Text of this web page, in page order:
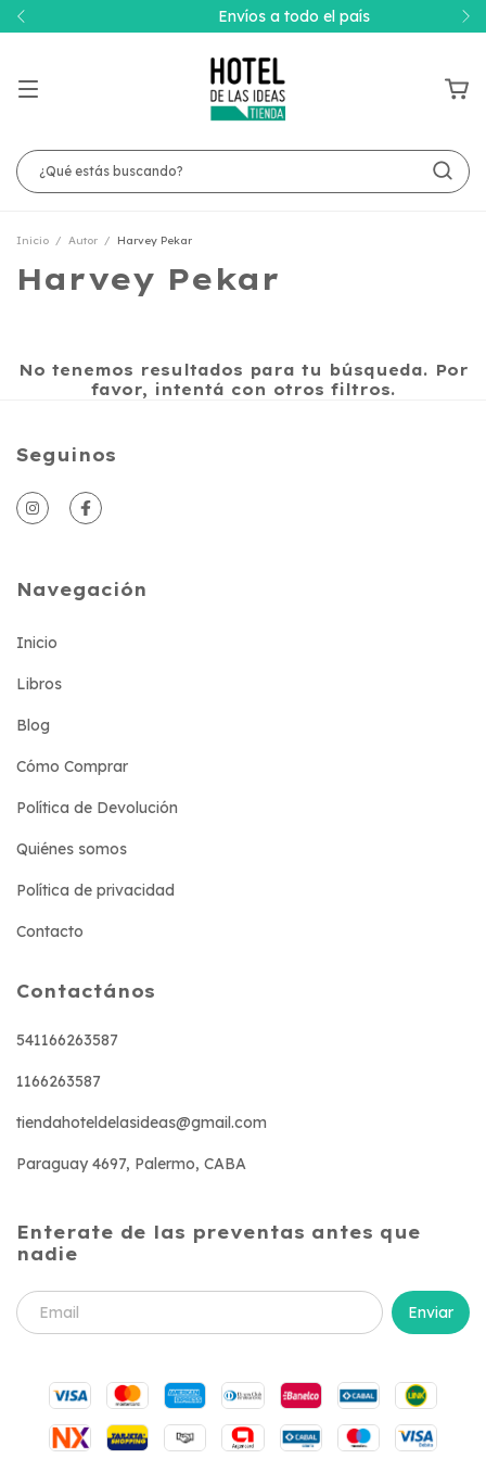
Envíos a todo el país
Inicio / Autor / Harvey Pekar
Harvey Pekar
No tenemos resultados para tu búsqueda. Por
favor, intentá con otros filtros.
Seguinos
Navegación
Inicio
Libros
Blog
Cómo Comprar
Política de Devolución
Quiénes somos
Política de privacidad
Contacto
Contactános
541166263587
1166263587
tiendahoteldelasideas@gmail.com
Paraguay 4697, Palermo, CABA
Enterate de las preventas antes que
nadie